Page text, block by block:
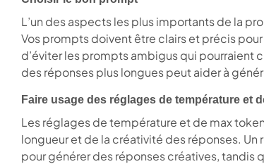
L’un des aspects les plus importants de la
Vos prompts doivent être clairs et précis
d’éviter les prompts ambigus qui pourraient
des réponses plus longues peut aider à
Faire usage des réglages de température et
Les réglages de température et de max
longueur et de la créativité des réponses.
pour générer des réponses créatives, tandis